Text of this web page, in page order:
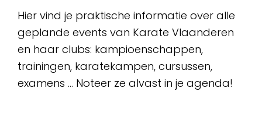
Hier vind je praktische informatie over alle
geplande events van Karate Vlaanderen
en haar clubs: kampioenschappen,
trainingen, karatekampen, cursussen,
examens … Noteer ze alvast in je agenda!